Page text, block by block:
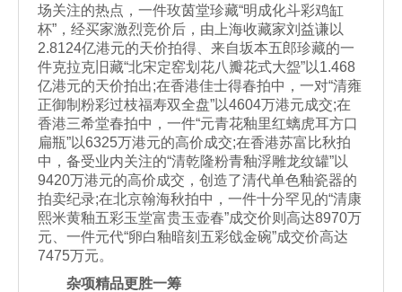
场关注的热点，一件玫茵堂珍藏“明成化斗彩鸡缸
杯”，经买家激烈竞价后，由上海收藏家刘益谦以
2.8124亿港元的天价拍得、来自坂本五郎珍藏的一
件克拉克旧藏“北宋定窑划花八瓣花式大盌”以1.468
亿港元的天价拍出;在香港佳士得春拍中，一对“清雍
正御制粉彩过枝福寿双全盘”以4604万港元成交;在
香港三希堂春拍中，一件“元青花釉里红螭虎耳方口
扁瓶”以6325万港元的高价成交;在香港苏富比秋拍
中，备受业内关注的“清乾隆粉青釉浮雕龙纹罐”以
9420万港元的高价成交，创造了清代单色釉瓷器的
拍卖纪录;在北京翰海秋拍中，一件十分罕见的“清康
熙米黄釉五彩玉堂富贵玉壶春”成交价则高达8970万
元、一件元代“卵白釉暗刻五彩戗金碗”成交价高达
7475万元。
杂项精品更胜一筹